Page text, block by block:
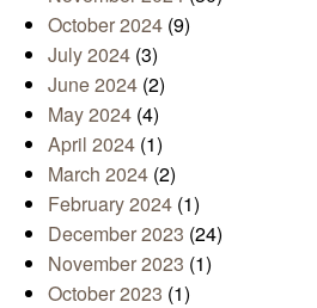
October 2024 (9)
July 2024 (3)
June 2024 (2)
May 2024 (4)
April 2024 (1)
March 2024 (2)
February 2024 (1)
December 2023 (24)
November 2023 (1)
October 2023 (1)